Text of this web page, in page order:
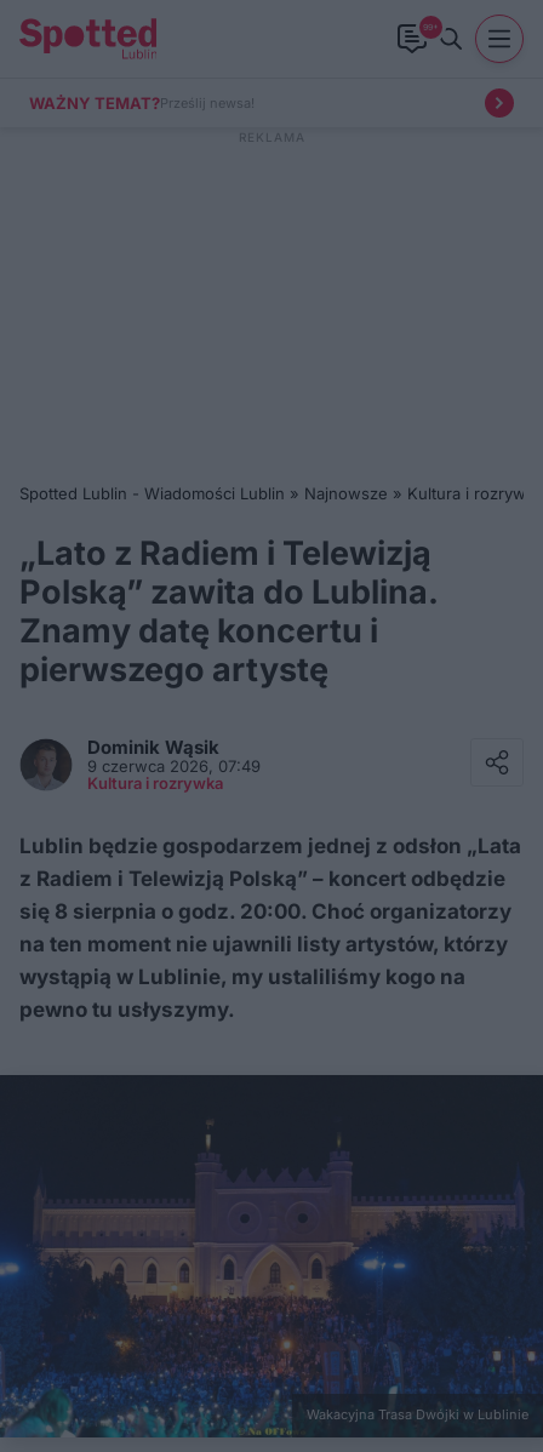
99+
WAŻNY TEMAT?Prześlij newsa!
Spotted Lublin - Wiadomości Lublin » Najnowsze » Kultura i rozrywka
„Lato z Radiem i Telewizją
Polską” zawita do Lublina.
Znamy datę koncertu i
pierwszego artystę
Dominik Wąsik
9 czerwca 2026, 07:49
Kultura i rozrywka
Lublin będzie gospodarzem jednej z odsłon „Lata
z Radiem i Telewizją Polską” – koncert odbędzie
się 8 sierpnia o godz. 20:00. Choć organizatorzy
na ten moment nie ujawnili listy artystów, którzy
wystąpią w Lublinie, my ustaliliśmy kogo na
pewno tu usłyszymy.
Wakacyjna Trasa Dwójki w Lublinie